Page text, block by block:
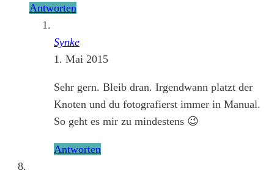
Antworten
Synke
1. Mai 2015
Sehr gern. Bleib dran. Irgendwann platzt der
Knoten und du fotografierst immer in Manual.
So geht es mir zu mindestens 😉
Antworten